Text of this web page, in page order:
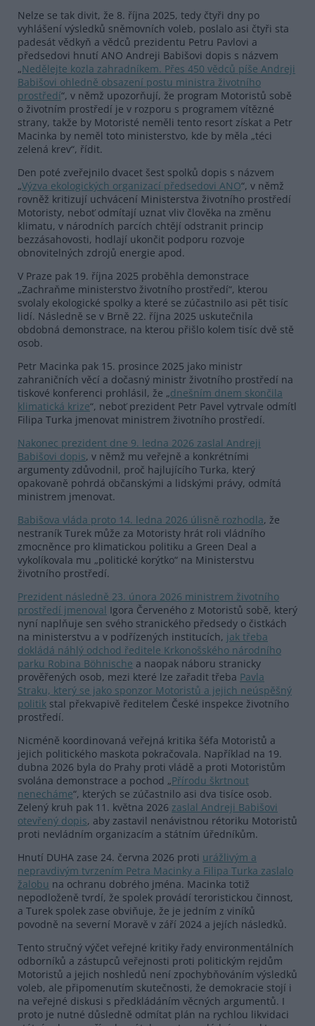
Nelze se tak divit, že 8. října 2025, tedy čtyři dny po
vyhlášení výsledků sněmovních voleb, poslalo asi čtyři sta
padesát vědkyň a vědců prezidentu Petru Pavlovi a
předsedovi hnutí ANO Andreji Babišovi dopis s názvem
„Nedělejte kozla zahradníkem. Přes 450 vědců píše Andreji
Babišovi ohledně obsazení postu ministra životního
prostředí“, v němž upozorňují, že program Motoristů sobě
o životním prostředí je v rozporu s programem vítězné
strany, takže by Motoristé neměli tento resort získat a Petr
Macinka by neměl toto ministerstvo, kde by měla „téci
zelená krev“, řídit.
Den poté zveřejnilo dvacet šest spolků dopis s názvem
„Výzva ekologických organizací předsedovi ANO“, v němž
rovněž kritizují uchvácení Ministerstva životního prostředí
Motoristy, neboť odmítají uznat vliv člověka na změnu
klimatu, v národních parcích chtějí odstranit princip
bezzásahovosti, hodlají ukončit podporu rozvoje
obnovitelných zdrojů energie apod.
V Praze pak 19. října 2025 proběhla demonstrace
„Zachraňme ministerstvo životního prostředí“, kterou
svolaly ekologické spolky a které se zúčastnilo asi pět tisíc
lidí. Následně se v Brně 22. října 2025 uskutečnila
obdobná demonstrace, na kterou přišlo kolem tisíc dvě stě
osob.
Petr Macinka pak 15. prosince 2025 jako ministr
zahraničních věcí a dočasný ministr životního prostředí na
tiskové konferenci prohlásil, že „dnešním dnem skončila
klimatická krize“, neboť prezident Petr Pavel vytrvale odmítl
Filipa Turka jmenovat ministrem životního prostředí.
Nakonec prezident dne 9. ledna 2026 zaslal Andreji
Babišovi dopis, v němž mu veřejně a konkrétními
argumenty zdůvodnil, proč hajlujícího Turka, který
opakovaně pohrdá občanskými a lidskými právy, odmítá
ministrem jmenovat.
Babišova vláda proto 14. ledna 2026 úlisně rozhodla, že
nestraník Turek může za Motoristy hrát roli vládního
zmocněnce pro klimatickou politiku a Green Deal a
vykolíkovala mu „politické korýtko“ na Ministerstvu
životního prostředí.
Prezident následně 23. února 2026 ministrem životního
prostředí jmenoval Igora Červeného z Motoristů sobě, který
nyní naplňuje sen svého stranického předsedy o čistkách
na ministerstvu a v podřízených institucích, jak třeba
dokládá náhlý odchod ředitele Krkonošského národního
parku Robina Böhnische a naopak náboru stranicky
prověřených osob, mezi které lze zařadit třeba Pavla
Straku, který se jako sponzor Motoristů a jejich neúspěšný
politik stal překvapivě ředitelem České inspekce životního
prostředí.
Nicméně koordinovaná veřejná kritika šéfa Motoristů a
jejich politického maskota pokračovala. Například na 19.
dubna 2026 byla do Prahy proti vládě a proti Motoristům
svolána demonstrace a pochod „Přírodu škrtnout
nenecháme“, kterých se zúčastnilo asi dva tisíce osob.
Zelený kruh pak 11. května 2026 zaslal Andreji Babišovi
otevřený dopis, aby zastavil nenávistnou rétoriku Motoristů
proti nevládním organizacím a státním úředníkům.
Hnutí DUHA zase 24. června 2026 proti urážlivým a
nepravdivým tvrzením Petra Macinky a Filipa Turka zaslalo
žalobu na ochranu dobrého jména. Macinka totiž
nepodloženě tvrdí, že spolek provádí teroristickou činnost,
a Turek spolek zase obviňuje, že je jedním z viníků
povodně na severní Moravě v září 2024 a jejích následků.
Tento stručný výčet veřejné kritiky řady environmentálních
odborníků a zástupců veřejnosti proti politickým rejdům
Motoristů a jejich noshledů není zpochybňováním výsledků
voleb, ale připomenutím skutečnosti, že demokracie stojí i
na veřejné diskusi s předkládáním věcných argumentů. I
proto je nutné důsledně odmítat plán na rychlou likvidaci